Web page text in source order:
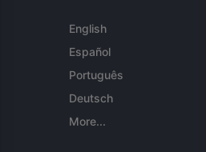
English
Español
Português
Deutsch
More...